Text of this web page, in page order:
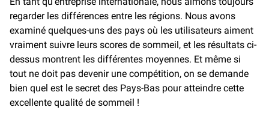
regarder les différences entre les régions. Nous avons
examiné quelques-uns des pays où les utilisateurs aiment
vraiment suivre leurs scores de sommeil, et les résultats ci-
dessus montrent les différentes moyennes. Et même si
tout ne doit pas devenir une compétition, on se demande
bien quel est le secret des Pays-Bas pour atteindre cette
excellente qualité de sommeil !